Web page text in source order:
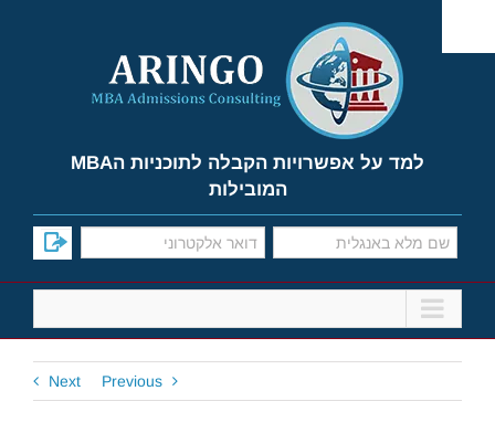
content
למד על אפשרויות הקבלה לתוכניות הMBA
המובילות
Previous
Next